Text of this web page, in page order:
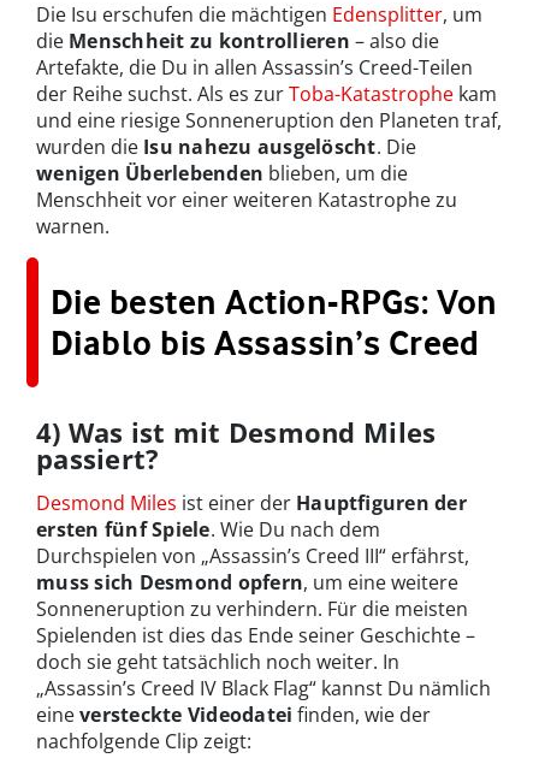
Die Isu erschufen die mächtigen Edensplitter, um
die Menschheit zu kontrollieren – also die
Artefakte, die Du in allen Assassin’s Creed-Teilen
der Reihe suchst. Als es zurToba-Katastrophe kam
und eine riesige Sonneneruption den Planeten traf,
wurden die Isu nahezu ausgelöscht. Die
wenigen Überlebenden blieben, um die
Menschheit vor einer weiteren Katastrophe zu
warnen.
Die besten Action-RPGs: Von
Diablo bis Assassin’s Creed
4) Was ist mit Desmond Miles
passiert?
Desmond Miles ist einer der Hauptfiguren der
ersten fünf Spiele. Wie Du nach dem
Durchspielen von „Assassin’s Creed III“ erfährst,
muss sich Desmond opfern, um eine weitere
Sonneneruption zu verhindern. Für die meisten
Spielenden ist dies das Ende seiner Geschichte –
doch sie geht tatsächlich noch weiter. In
„Assassin’s Creed IV Black Flag“ kannst Du nämlich
eineversteckte Videodatei finden, wie der
nachfolgende Clip zeigt: